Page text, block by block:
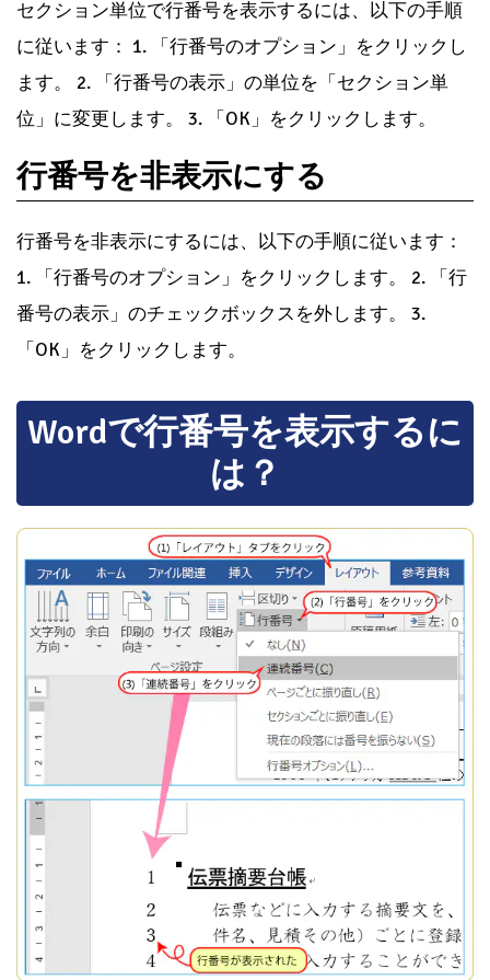
セクション単位で行番号を表示するには、以下の手順
に従います： 1. 「行番号のオプション」をクリックし
ます。 2. 「行番号の表示」の単位を「セクション単
位」に変更します。 3. 「OK」をクリックします。
行番号を非表示にする
行番号を非表示にするには、以下の手順に従います：
1. 「行番号のオプション」をクリックします。 2. 「行
番号の表示」のチェックボックスを外します。 3.
「OK」をクリックします。
Wordで行番号を表示するに
は？